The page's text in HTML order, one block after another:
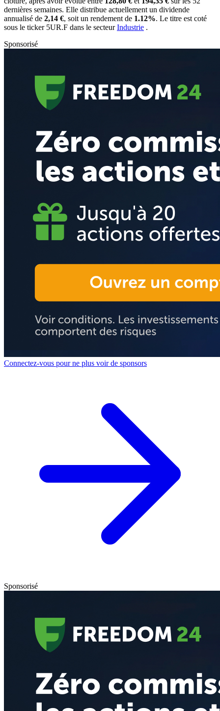
dernières semaines. Elle distribue actuellement un dividende
annualisé de 2,14 €, soit un rendement de 1.12%. Le titre est coté
sous le ticker 5UR.F dans le secteurIndustrie .
Sponsorisé
Connectez-vous pour ne plus voir de sponsors
Sponsorisé